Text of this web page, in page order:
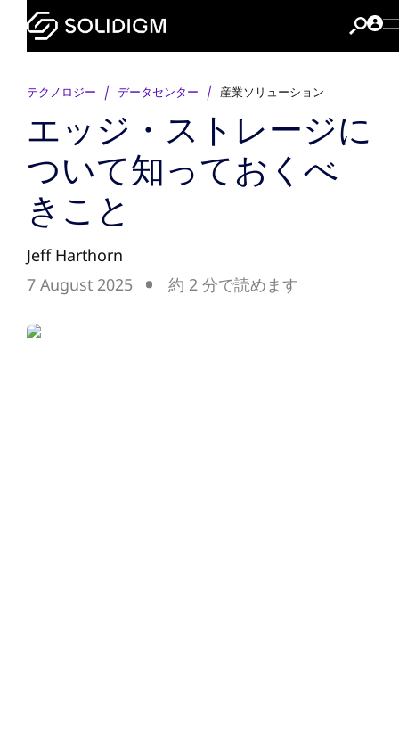
テクノロジー データセンター 産業ソリューション
エッジ・ストレージに
ついて知っておくべ
きこと
Jeff Harthorn
7 August 2025
約 2 分で読めます